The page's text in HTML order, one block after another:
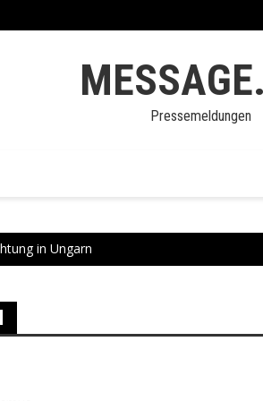
Pressemeldungen
in Ungarn